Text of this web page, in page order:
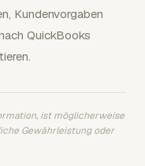
Kundenvorgaben
QuickBooks
ist möglicherweise
Gewährleistung oder